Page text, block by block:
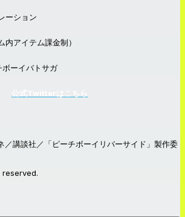
ーション
アイテム課金制）
ーイバトサガ
講談社／「ピーチボーイリバーサイド」製作委